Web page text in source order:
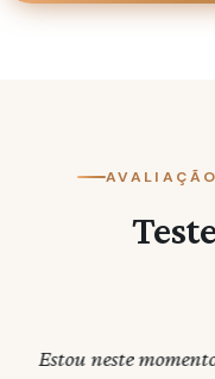
Neuromodulação e
Estou neste